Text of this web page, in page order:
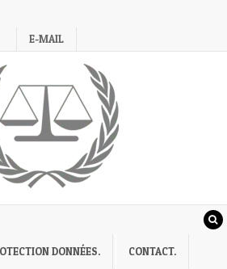
E-MAIL
DONNÉES. CONTACT.